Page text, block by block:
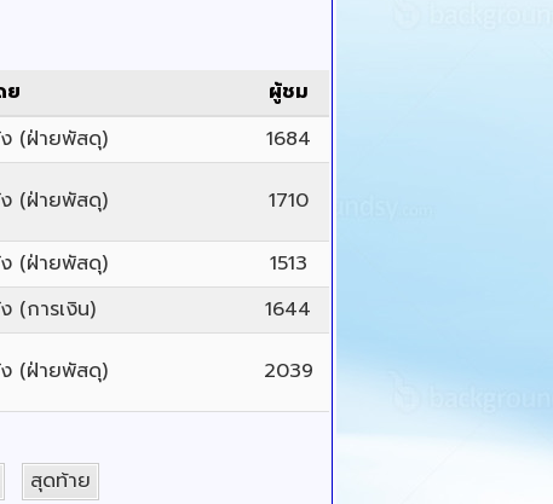
ย
ผู้ชม
(ฝ่ายพัสดุ) 1684
(ฝ่ายพัสดุ) 1710
(ฝ่ายพัสดุ)
1513
(การเงิน) 1644
(ฝ่ายพัสดุ) 2039
สุดท้าย